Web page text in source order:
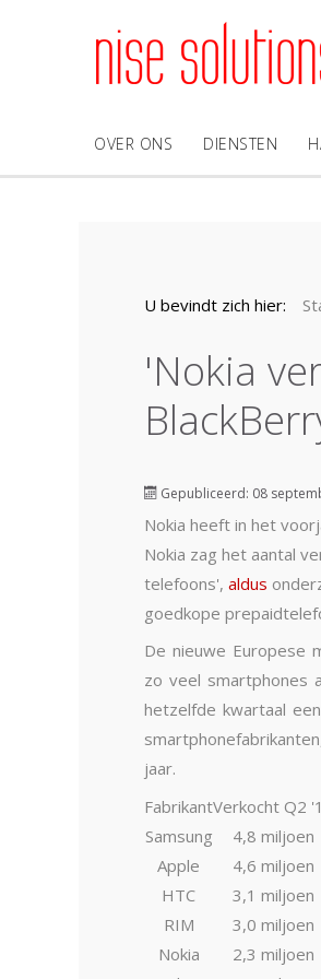
OVER ONS DIENSTEN
U bevindt zich hier:
'Nokia
Gepubliceerd: 08
Nokia heeft in het
Nokia zag het aantal
telefoons', aldus
goedkope
De nieuwe Europese
zo veel smartphones
hetzelfde kwartaal
jaar.
FabrikantVerkocht Q2
Samsung
4,8 miljoen
Apple
4,6 miljoen
HTC
3,1 miljoen
RIM
3,0 miljoen
Nokia
2,3 miljoen